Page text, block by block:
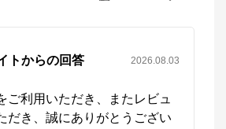
トからの回答 2026.08.03
ご利用いただき、またレビュ
だき、誠にありがとうござい